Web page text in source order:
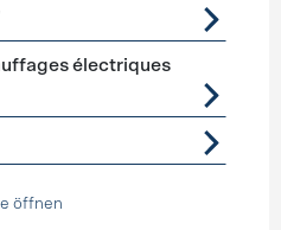
électriques
öffnen